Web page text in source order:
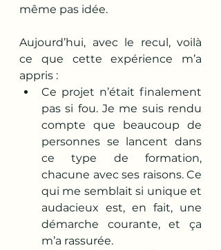
même pas idée.
Aujourd’hui, avec le recul, voilà
ce que cette expérience m’a
appris :
Ce projet n’était finalement
pas si fou. Je me suis rendu
compte que beaucoup de
personnes se lancent dans
ce type de formation,
chacune avec ses raisons. Ce
qui me semblait si unique et
audacieux est, en fait, une
démarche courante, et ça
m’a rassurée.